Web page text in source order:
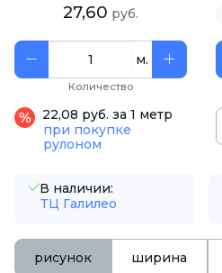
27,60 руб.
м.
Количество
22,08 руб. за 1 метр
при покупке
рулоном
В наличии:
ТЦ Галилео
рисунок ширина